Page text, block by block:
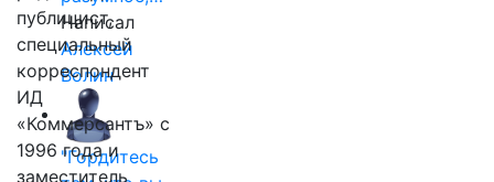
Написал
Алексей
Волин
"Гордитесь
публицист,
специальный
корреспондент
ИД
«Коммерсантъ» с
1996 года и
заместитель